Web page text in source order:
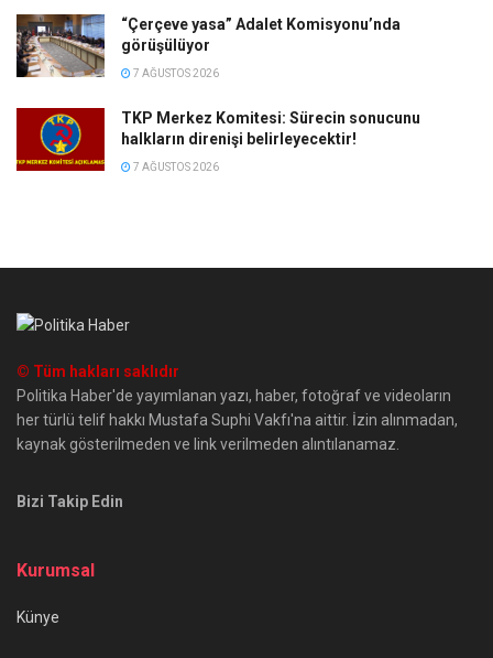
“Çerçeve yasa” Adalet Komisyonu’nda
görüşülüyor
7 AĞUSTOS 2026
TKP Merkez Komitesi: Sürecin sonucunu
halkların direnişi belirleyecektir!
7 AĞUSTOS 2026
© Tüm hakları saklıdır
Politika Haber'de yayımlanan yazı, haber, fotoğraf ve videoların
her türlü telif hakkı Mustafa Suphi Vakfı'na aittir. İzin alınmadan,
kaynak gösterilmeden ve link verilmeden alıntılanamaz.
Bizi Takip Edin
Kurumsal
Künye